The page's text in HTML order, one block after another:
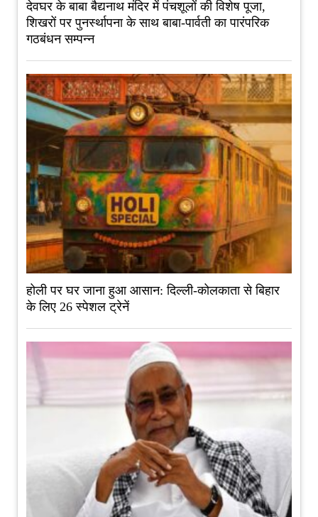
देवघर के बाबा बैद्यनाथ मंदिर में पंचशूलों की विशेष पूजा,
शिखरों पर पुनर्स्थापना के साथ बाबा-पार्वती का पारंपरिक
गठबंधन सम्पन्न
होली पर घर जाना हुआ आसान: दिल्ली-कोलकाता से बिहार
के लिए 26 स्पेशल ट्रेनें